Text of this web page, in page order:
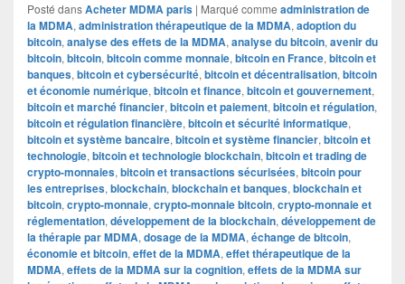
Posté dansAcheter MDMA paris | Marqué comme administration de
la MDMA, administration thérapeutique de la MDMA, adoption du
bitcoin, analyse des effets de la MDMA, analyse du bitcoin, avenir du
bitcoin, bitcoin, bitcoin comme monnaie, bitcoin en France, bitcoin et
banques, bitcoin et cybersécurité, bitcoin et décentralisation, bitcoin
et économie numérique, bitcoin et finance, bitcoin et gouvernement,
bitcoin et marché financier, bitcoin et paiement, bitcoin et régulation,
bitcoin et régulation financière, bitcoin et sécurité informatique,
bitcoin et système bancaire, bitcoin et système financier, bitcoin et
technologie, bitcoin et technologie blockchain, bitcoin et trading de
crypto-monnaies, bitcoin et transactions sécurisées, bitcoin pour
les entreprises, blockchain, blockchain et banques, blockchain et
bitcoin, crypto-monnaie, crypto-monnaie bitcoin, crypto-monnaie et
réglementation, développement de la blockchain, développement de
la thérapie par MDMA, dosage de la MDMA, échange de bitcoin,
économie et bitcoin, effet de la MDMA, effet thérapeutique de la
MDMA, effets de la MDMA sur la cognition, effets de la MDMA sur